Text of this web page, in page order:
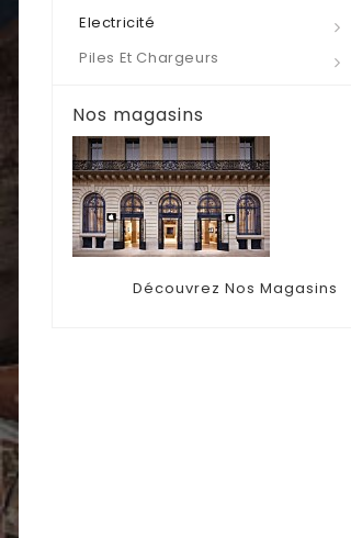
Electricité
Piles Et Chargeurs
Nos magasins
Découvrez Nos Magasins